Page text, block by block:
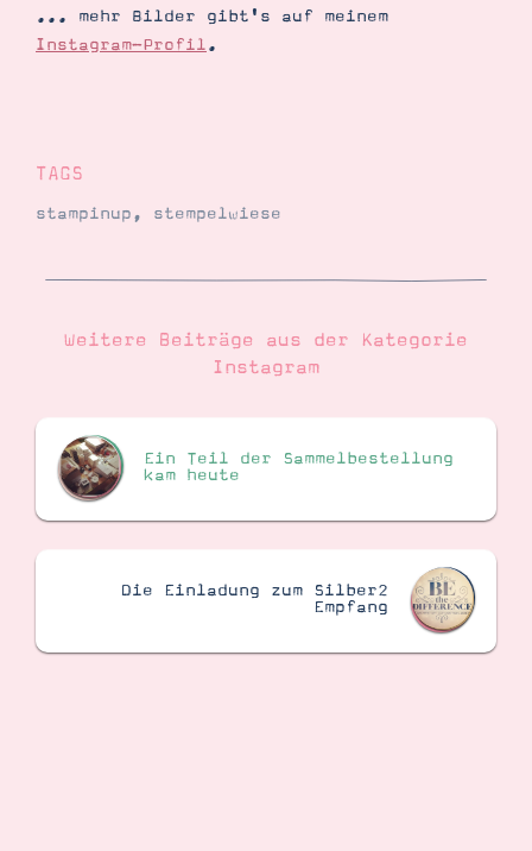
Ordnungstipps
... mehr Bilder gibt's auf meinem
Instagram-Profil.
TAGS
stampinup, stempelwiese
Weitere Beiträge aus der Kategorie
Instagram
Ein Teil der Sammelbestellung
kam heute
Die Einladung zum Silber2
Empfang